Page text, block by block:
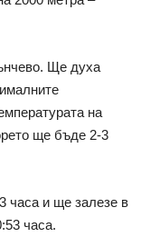
Ще духа
на
ще бъде 2-3
часа и ще залезе в
часа.